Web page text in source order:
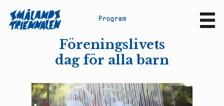
Program
Föreningslivets
dag för alla barn